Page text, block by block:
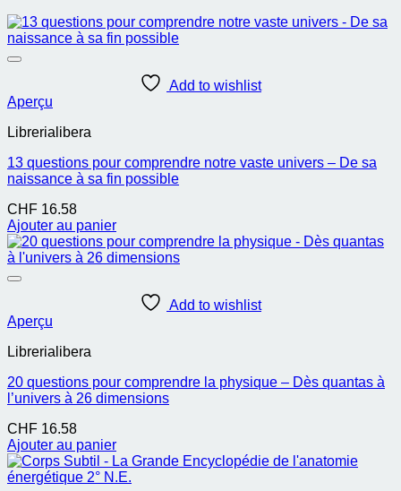
Add to wishlist
Aperçu
Librerialibera
13 questions pour comprendre notre vaste univers – De sa
naissance à sa fin possible
CHF 16.58
Ajouter au panier
Add to wishlist
Aperçu
Librerialibera
20 questions pour comprendre la physique – Dès quantas à
l’univers à 26 dimensions
CHF 16.58
Ajouter au panier